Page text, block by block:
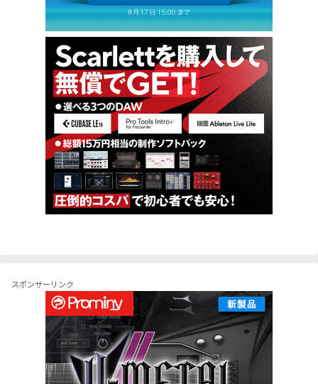
スポンサーリンク